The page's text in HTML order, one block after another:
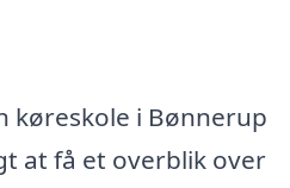
køreskole i Bønnerup
at få et overblik over